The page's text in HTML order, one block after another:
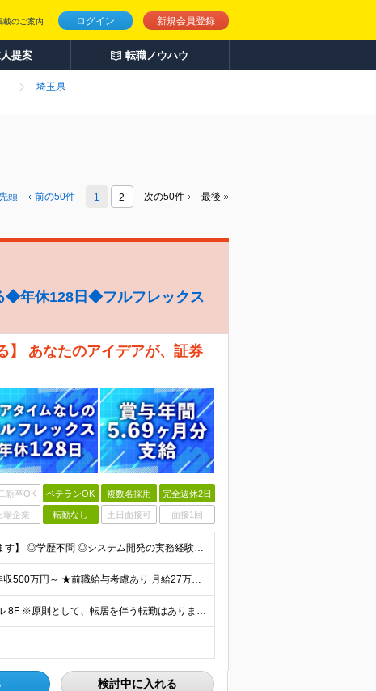
ログイン 新規会員登録
載のご案内
提案 転職ノウハウ
埼玉県
頭 前の50件 1 2 次の50件 最後
◆年休128日◆フルフレックス
】 あなたのアイデアが、証券
新卒OK ベテランOK 複数名採用 完全週休2日
上場企業 転勤なし 土日面接可 面接1回
【金融業界の経験は不問！専門知識は入社後に学べます】 ◎学歴不問 ◎システム開発の実務経験をお持ちの方 └3年以上・Java、C#いずれかの使用経験をお持ちの方を想定しております 【以下のような方は
【賞与年3回・昨年度支給実績5.69か月分】 ★想定年収500万円～ ★前職給与考慮あり 月給27万円～59万円 +残業代全額支給(1分単位、監督職以下) +人事評価による賞与年2回（4月/10月）
◎本社勤務 東京都港区虎ノ門5-13-1 虎ノ門40MTビル 8F ※原則として、転居を伴う転勤はありません ※(変更の範囲)上記を除く当社関連勤務地
検討中に入れる